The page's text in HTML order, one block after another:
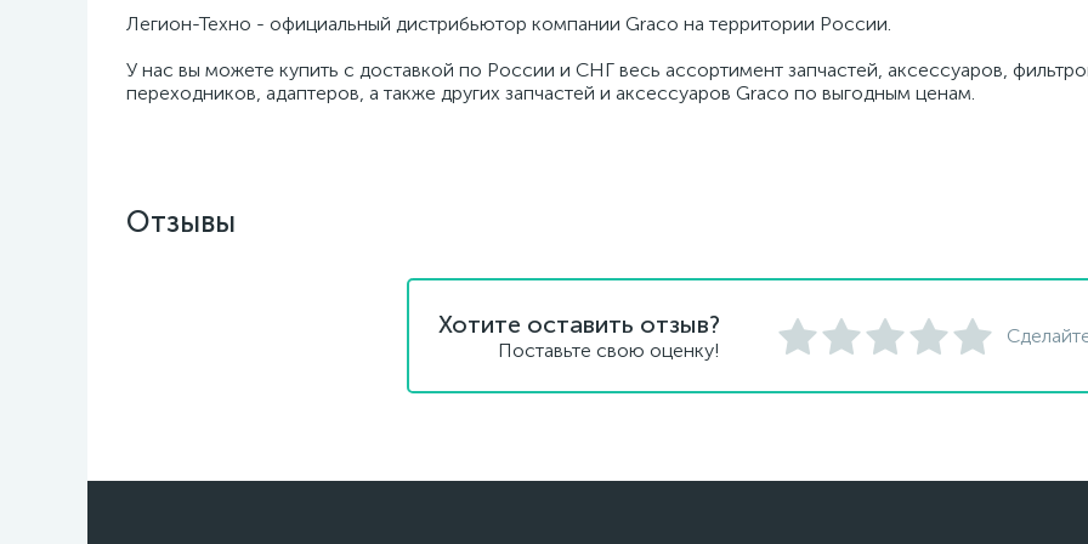
Легион-Техно - официальный дистрибьютор компании Graco на территории России.
У нас вы можете купить с доставкой по России и СНГ весь ассортимент запчастей, аксессуаров,
переходников, адаптеров, а также других запчастей и аксессуаров Graco по выгодным ценам.
Отзывы
Хотите оставить отзыв?
Поставьте свою оценку!